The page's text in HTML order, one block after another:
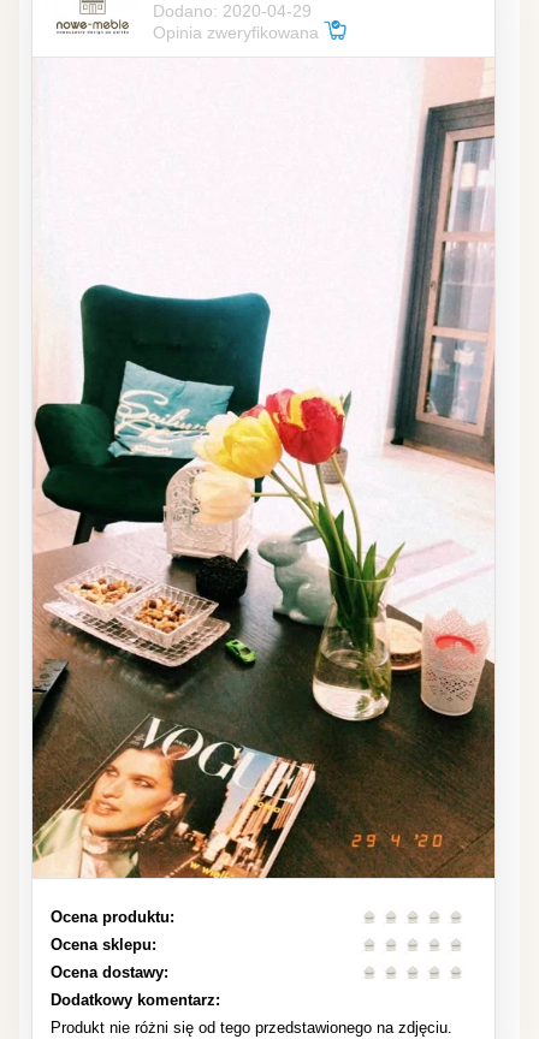
Dodano: 2020-04-29
Opinia zweryfikowana
Ocena produktu:
Ocena sklepu:
Ocena dostawy:
Dodatkowy komentarz:
Produkt nie różni się od tego przedstawionego na zdjęciu.